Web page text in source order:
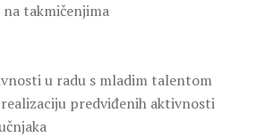
takmičenjima
u radu s mladim talentom
predviđenih aktivnosti